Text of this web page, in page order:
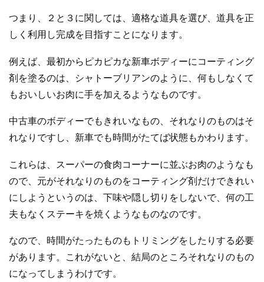
つまり、２と３に関しては、適格な道具を選び、道具を正
しく利用し完成を目指すことになります。
例えば、最初からピカピカな新車ボディーにコーティング
剤を塗るのは、シャトーブリアンのように、何もしなくて
もおいしいお肉に手を加えるようなものです。
中古車のボディーでもきれいなもの、それなりのものはそ
れなりですし、新車でも時間がたてば状態もかわります。
これらは、スーパーの食肉コーナーに並ぶお肉のようなも
ので、元がそれなりのものをコーティング剤だけできれい
にしようというのは、下味や隠し切りをしないで、何の工
夫もなくステーキを焼くようなものなのです。
なので、時間がたったものもトリミングをしたりする必要
があります。これがないと、結局のところそれなりのもの
になってしまうわけです。